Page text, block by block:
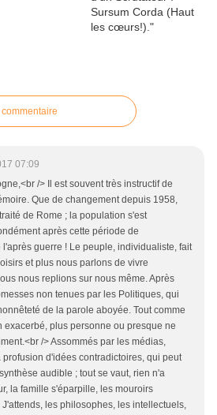
07:09
/> Il est souvent très instructif de
Que de changement depuis 1958,
de Rome ; la population s'est
après cette période de
l'après guerre ! Le peuple, individualiste, fait
et plus nous parlons de vivre
nous replions sur nous même. Après
non tenues par les Politiques, qui
de la parole aboyée. Tout comme
exacerbé, plus personne ou presque ne
/> Assommés par les médias,
d'idées contradictoires, qui peut
audible ; tout se vaut, rien n'a
la famille s'éparpille, les mouroirs
J'attends, les philosophes, les intellectuels,